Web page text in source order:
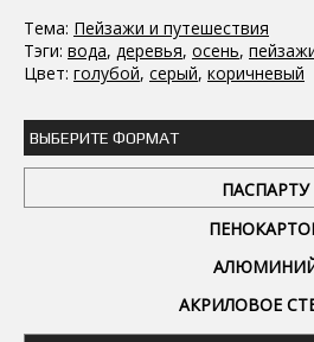
Тема: Пейзажи и путешествия
Тэги: вода, деревья, осень,
Цвет: голубой, серый, коричневый
ВЫБЕРИТЕ ФОРМАТ
ПАСПАРТУ
АКРИЛОВОЕ